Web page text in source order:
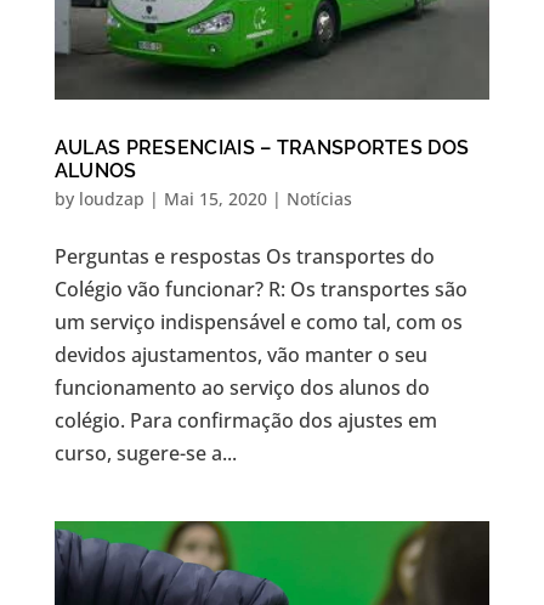
AULAS PRESENCIAIS – TRANSPORTES DOS
ALUNOS
by loudzap | Mai 15, 2020| Notícias
Perguntas e respostas Os transportes do
Colégio vão funcionar? R: Os transportes são
um serviço indispensável e como tal, com os
devidos ajustamentos, vão manter o seu
funcionamento ao serviço dos alunos do
colégio. Para confirmação dos ajustes em
curso, sugere-se a...